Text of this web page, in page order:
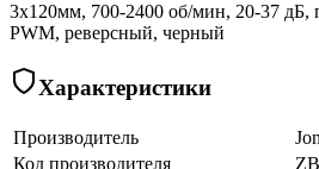
3х120мм, 700-2400 об/мин, 20-37 дБ,
PWM, реверсный, черный
Характеристики
Производитель
Код производителя